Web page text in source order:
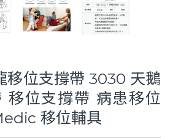
移位支撐帶 3030 天鵝
移位支撐帶 病患移位
移位輔具